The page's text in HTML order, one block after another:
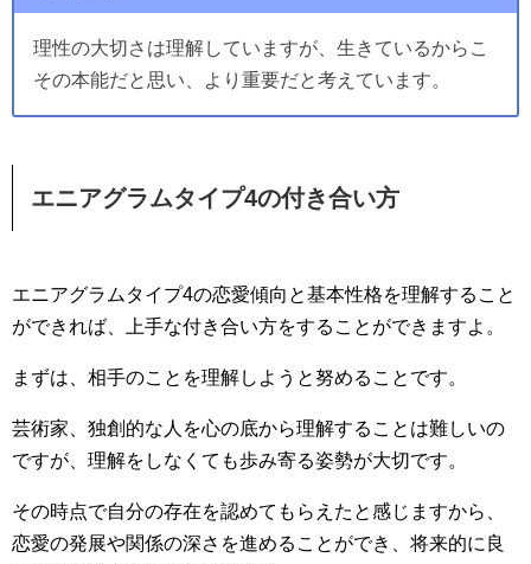
理性の大切さは理解していますが、生きているからこ
その本能だと思い、より重要だと考えています。
エニアグラムタイプ4の付き合い方
エニアグラムタイプ4の恋愛傾向と基本性格を理解すること
ができれば、上手な付き合い方をすることができますよ。
まずは、相手のことを理解しようと努めることです。
芸術家、独創的な人を心の底から理解することは難しいの
ですが、理解をしなくても歩み寄る姿勢が大切です。
その時点で自分の存在を認めてもらえたと感じますから、
恋愛の発展や関係の深さを進めることができ、将来的に良